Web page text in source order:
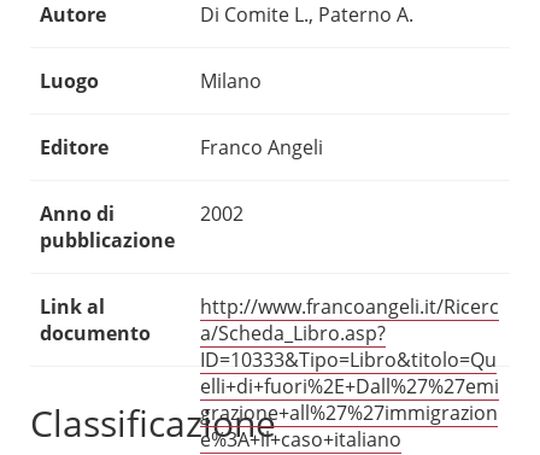
Autore Di Comite L., Paterno A.
Luogo Milano
Editore Franco Angeli
Anno di
pubblicazione
2002
Link al
documento
http://www.francoangeli.it/Ricerc
a/Scheda_Libro.asp?
ID=10333&Tipo=Libro&titolo=Qu
elli+di+fuori%2E+Dall%27%27emi
grazione+all%27%27immigrazion
e%3A+il+caso+italiano
Classificazione